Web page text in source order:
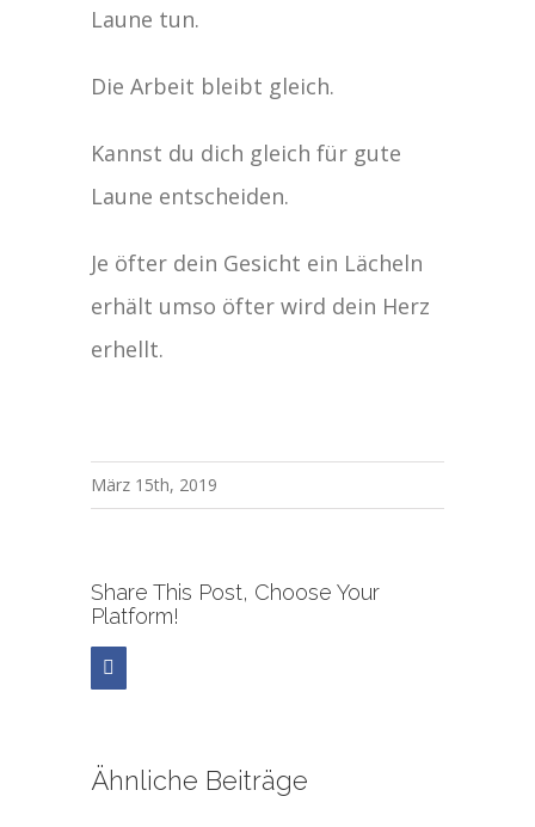
Laune tun.
Die Arbeit bleibt gleich.
Kannst du dich gleich für gute
Laune entscheiden.
Je öfter dein Gesicht ein Lächeln
erhält umso öfter wird dein Herz
erhellt.
März 15th, 2019
Share This Post, Choose Your
Platform!
Ähnliche Beiträge